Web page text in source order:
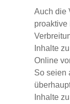
Auch die
proaktive
Inhalte
Online
So seien
Inhalte